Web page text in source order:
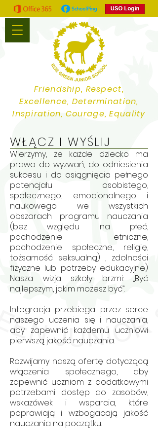
Friendship, Respect,
Excellence, Determination,
Inspiration, Courage, Equality
WŁĄCZ I WYŚLIJ
Wierzymy, że każde dziecko ma
prawo do wyzwań, do odniesienia
sukcesu i do osiągnięcia pełnego
potencjału osobistego,
społecznego, emocjonalnego i
naukowego we wszystkich
obszarach programu nauczania
(bez względu na płeć,
pochodzenie etniczne,
pochodzenie społeczne, religię,
tożsamość seksualną) , zdolności
fizyczne lub potrzeby edukacyjne)
Nasza wizja szkoły brzmi: „Być
najlepszym, jakim możesz być”.
Integracja przebiega przez serce
naszego uczenia się i nauczania,
aby zapewnić każdemu uczniowi
pierwszą jakość nauczania.
Rozwijamy naszą ofertę dotyczącą
włączenia społecznego, aby
zapewnić uczniom z dodatkowymi
potrzebami dostęp do zasobów,
wskazówek i wsparcia, które
poprawiają i wzbogacają jakość
nauczania na początku.